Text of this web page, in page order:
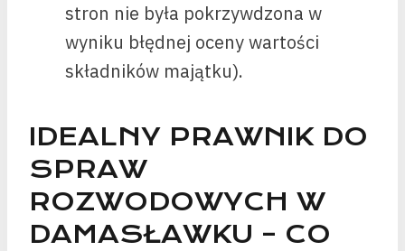
stron nie była pokrzywdzona w
wyniku błędnej oceny wartości
składników majątku).
IDEALNY PRAWNIK DO
SPRAW
ROZWODOWYCH W
DAMASŁAWKU – CO